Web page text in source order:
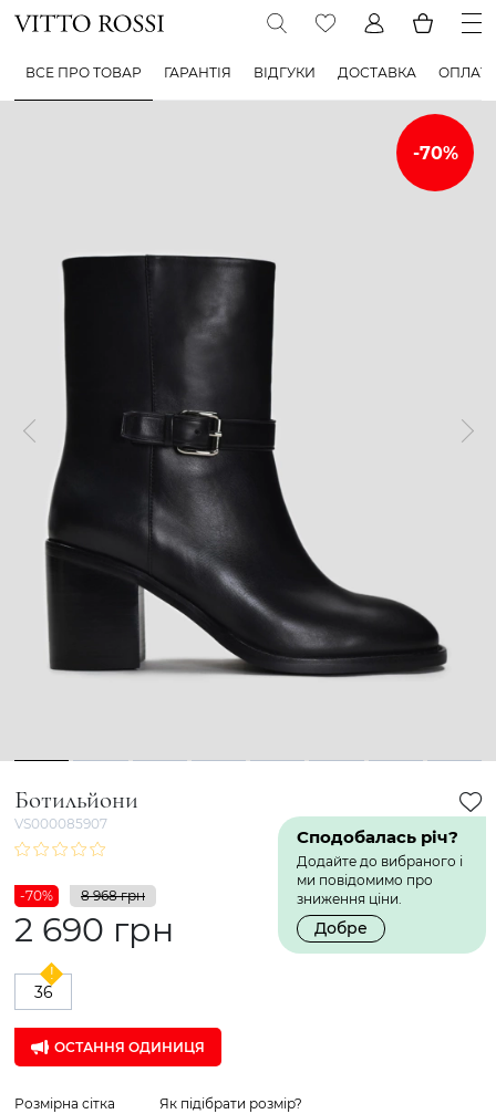
ВСЕ ПРО ТОВАР ГАРАНТІЯ ВІДГУКИ ДОСТАВКА
1 2 3 4 5 6 7 8
Ботильйони
VS000085907
Сподобалась річ?
Додайте до вибраного і
ми повідомимо про
зниження ціни.
Добре
-70% 8 968 грн
2 690 грн
36
ОСТАННЯ ОДИНИЦЯ
Розмірна сітка Як підібрати розмір?